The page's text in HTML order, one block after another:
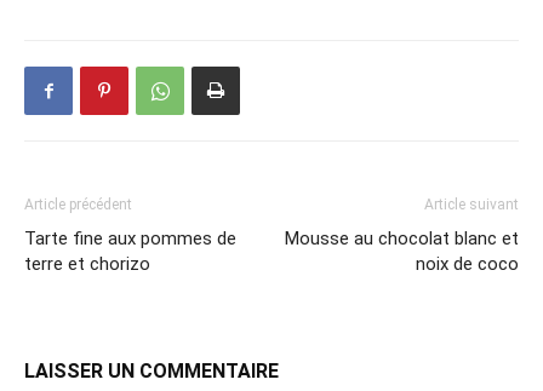
Article précédent
Tarte fine aux pommes de
terre et chorizo
Article suivant
Mousse au chocolat blanc et
noix de coco
LAISSER UN COMMENTAIRE